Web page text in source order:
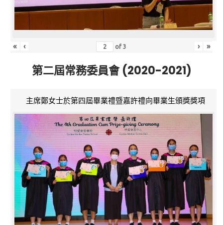
« ‹ of3 › »
第二屆常務委員會 (2020-2021)
主席鄭女士於第四屆畢業禮暨嘉許禮向畢業生頒獎獎項